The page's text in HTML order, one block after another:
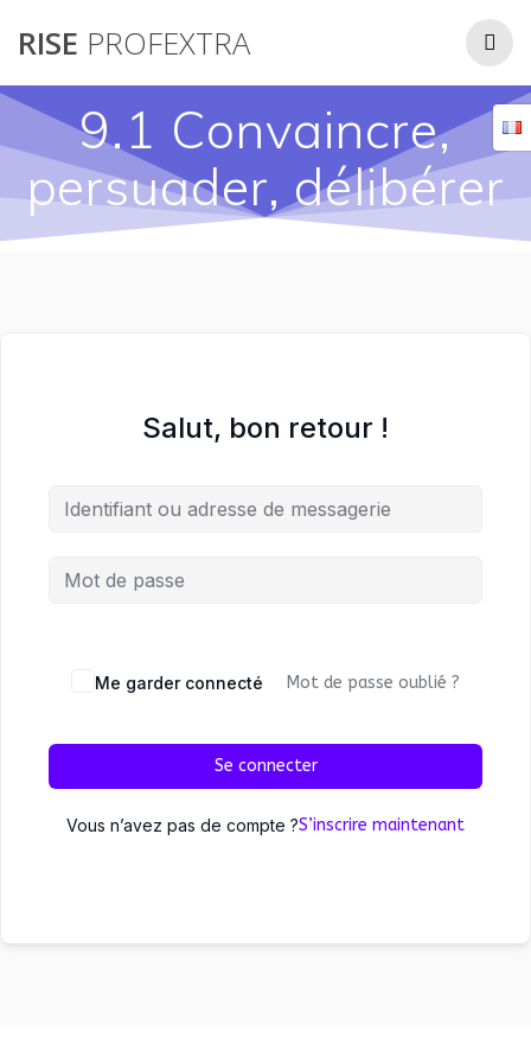
RISE PROFEXTRA
9.1 Convaincre,
persuader, délibérer
Salut, bon retour !
Me garder connecté Mot de passe oublié ?
Se connecter
Vous n’avez pas de compte ?S’inscrire maintenant